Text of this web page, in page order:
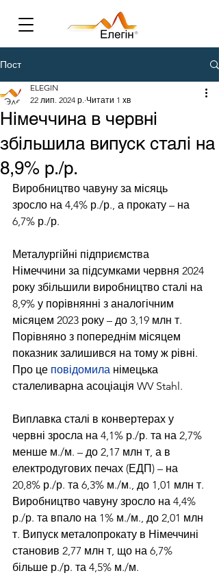
Пост
Німеччина в червні
збільшила випуск сталі на
8,9% р./р.
ELEGIN
22 лип. 2024 р. Читати 1 хв
Виробництво чавуну за місяць
зросло на 4,4% р./р., а прокату – на
6,7% р./р.
Металургійні підприємства
Німеччини за підсумками червня 2024
року збільшили виробництво сталі на
8,9% у порівнянні з аналогічним
місяцем 2023 року – до 3,19 млн т.
Порівняно з попереднім місяцем
показник залишився на тому ж рівні.
Про це повідомила німецька
сталеливарна асоціація WV Stahl.
Виплавка сталі в конвертерах у
червні зросла на 4,1% р./р. та на 2,7%
менше м./м. – до 2,17 млн т, а в
електродугових печах (ЕДП) – на
20,8% р./р. та 6,3% м./м., до 1,01 млн т.
Виробництво чавуну зросло на 4,4%
р./р. та впало на 1% м./м., до 2,01 млн
т. Випуск металопрокату в Німеччині
становив 2,77 млн т, що на 6,7%
більше р./р. та 4,5% м./м.